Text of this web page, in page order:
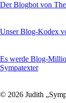
Der Blogbot von
Unser Blog-Kodex
Es werde Blog-
Sympatexter
© 2026 Judith